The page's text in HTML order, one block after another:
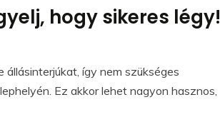
hogy sikeres légy!
így nem szükséges
Ez akkor lehet nagyon hasznos,